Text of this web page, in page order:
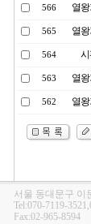
566 열
565 열
564 시
563 열
562 열
서울 동대문구 이
Tel:070-7119-
Fax:02-965-8594